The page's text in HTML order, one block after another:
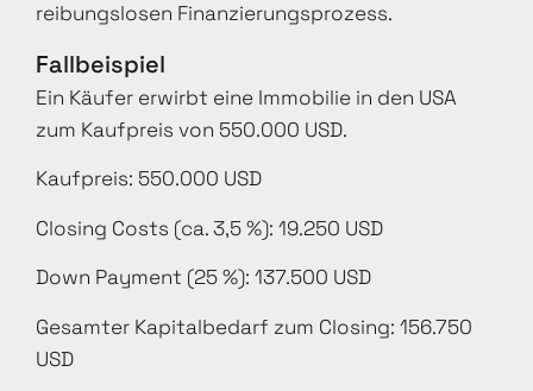
reibungslosen Finanzierungsprozess.
Fallbeispiel
Ein Käufer erwirbt eine Immobilie in den USA
zum Kaufpreis von 550.000 USD.
Kaufpreis: 550.000 USD
Closing Costs (ca. 3,5 %): 19.250 USD
Down Payment (25 %): 137.500 USD
Gesamter Kapitalbedarf zum Closing: 156.750
USD